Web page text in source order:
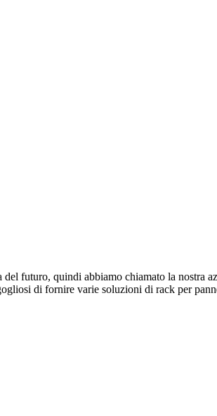
del futuro, quindi abbiamo chiamato la
di fornire varie soluzioni di rack per